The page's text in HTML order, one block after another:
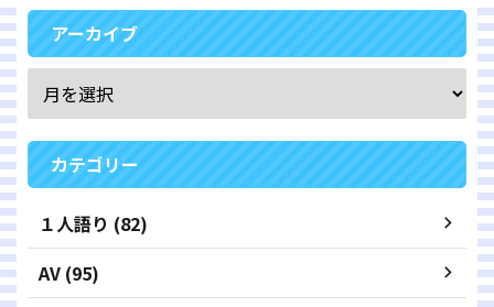
アーカイブ
カテゴリー
１人語り (82)
AV (95)